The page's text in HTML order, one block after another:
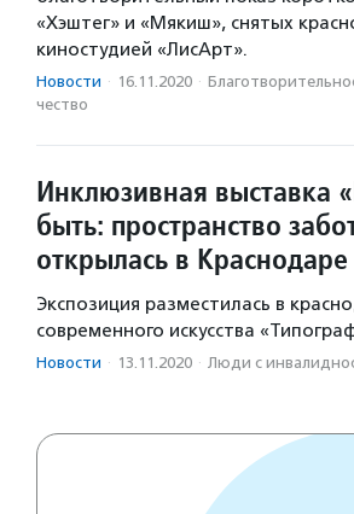
«Хэштег» и «Мякиш», снятых
киностудией «ЛисАрт».
Новости · 16.11.2020 ·
чест­во
Инклюзивная выставка
быть: пространство
открылась в Краснодаре
Экспозиция разместилась в
современного искусства
Новости · 13.11.2020 · Люди с